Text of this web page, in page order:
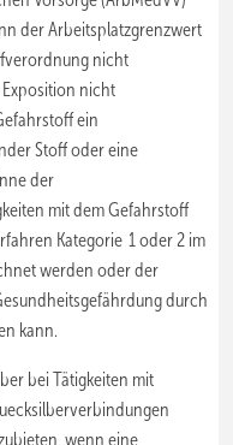
der Arbeitsplatzgrenzwert
nicht
nicht
ein
Stoff oder eine
der
mit dem Gefahrstoff
Kategorie 1 oder 2 im
werden oder der
durch
kann.
bei Tätigkeiten mit
wenn eine